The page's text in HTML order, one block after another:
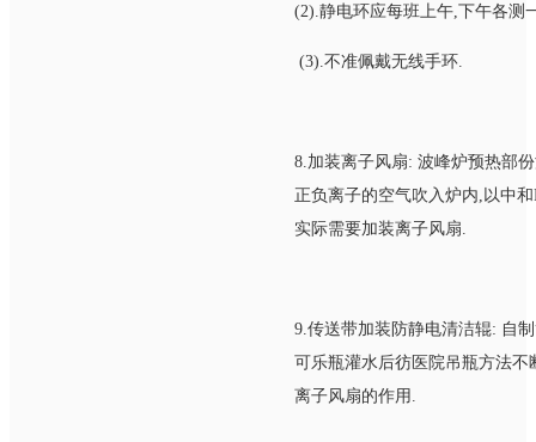
(2).静电环应每班上午,下午各测
(3).不准佩戴无线手环.
8.加装离子风扇: 波峰炉预热部
正负离子的空气吹入炉内,以中
实际需要加装离子风扇.
9.传送带加装防静电清洁辊: 自
可乐瓶灌水后彷医院吊瓶方法
离子风扇的作用.